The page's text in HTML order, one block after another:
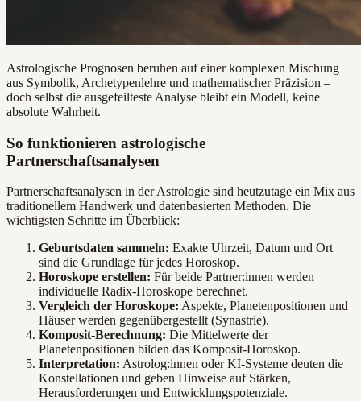
Astrologische Prognosen beruhen auf einer komplexen Mischung
aus Symbolik, Archetypenlehre und mathematischer Präzision –
doch selbst die ausgefeilteste Analyse bleibt ein Modell, keine
absolute Wahrheit.
So funktionieren astrologische
Partnerschaftsanalysen
Partnerschaftsanalysen in der Astrologie sind heutzutage ein Mix aus
traditionellem Handwerk und datenbasierten Methoden. Die
wichtigsten Schritte im Überblick:
Geburtsdaten sammeln: Exakte Uhrzeit, Datum und Ort
sind die Grundlage für jedes Horoskop.
Horoskope erstellen: Für beide Partner:innen werden
individuelle Radix-Horoskope berechnet.
Vergleich der Horoskope: Aspekte, Planetenpositionen und
Häuser werden gegenübergestellt (Synastrie).
Komposit-Berechnung: Die Mittelwerte der
Planetenpositionen bilden das Komposit-Horoskop.
Interpretation: Astrolog:innen oder KI-Systeme deuten die
Konstellationen und geben Hinweise auf Stärken,
Herausforderungen und Entwicklungspotenziale.